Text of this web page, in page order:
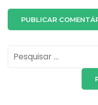
Pesquisar
por: